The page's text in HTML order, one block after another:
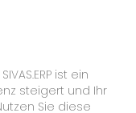
ist ein
steigert und Ihr
Sie diese